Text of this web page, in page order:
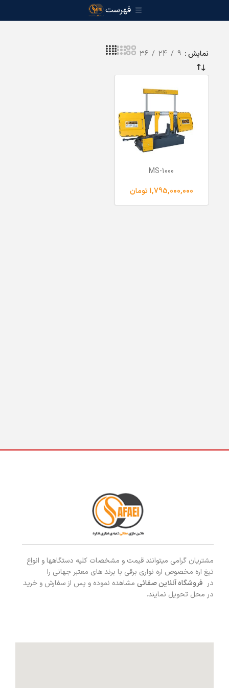
فهرست
نمایش 9
24
36
MS-1000
تومان
مشتریان گرامی میتوانند قیمت و مشخصات کلیه دستگاهها و انواع
تیغ اره مخصوص اره نواری برقی با برند های معتبر جهانی را
در فروشگاه آنلاین صفائی مشاهده نموده و پس از سفارش و خرید
در محل تحویل نمایند.